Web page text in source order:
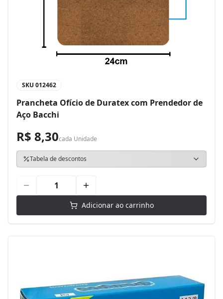
SKU 012462
Prancheta Ofício de Duratex com Prendedor de
Aço Bacchi
R$ 8,30cada Unidade
Tabela de descontos
Adicionar ao carrinho